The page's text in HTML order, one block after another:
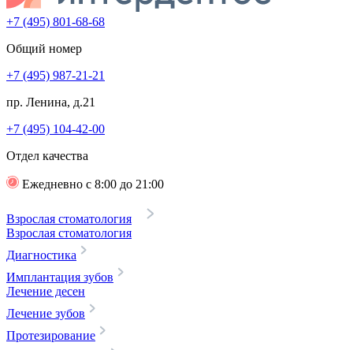
+7 (495) 801-68-68
Общий номер
+7 (495) 987-21-21
пр. Ленина, д.21
+7 (495) 104-42-00
Отдел качества
Ежедневно с 8:00 до 21:00
Взрослая стоматология
Взрослая стоматология
Диагностика
Имплантация зубов
Лечение десен
Лечение зубов
Протезирование